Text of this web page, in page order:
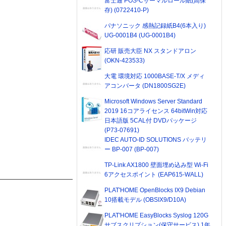
存) (0722410-P)
パナソニック 感熱記録紙B4(6本入り)
UG-0001B4 (UG-0001B4)
応研 販売大臣 NX スタンドアロン
(OKN-423533)
大電 環境対応 1000BASE-T/X メディ
アコンバータ (DN1800SG2E)
Microsoft Windows Server Standard
2019 16コアライセンス 64bitWin対応
日本語版 5CAL付 DVDパッケージ
(P73-07691)
IDEC AUTO-ID SOLUTIONS バッテリ
ー BP-007 (BP-007)
TP-Link AX1800 壁面埋め込み型 Wi-Fi
6アクセスポイント (EAP615-WALL)
PLAT'HOME OpenBlocks IX9 Debian
10搭載モデル (OBSIX9/D10A)
PLAT'HOME EasyBlocks Syslog 120G